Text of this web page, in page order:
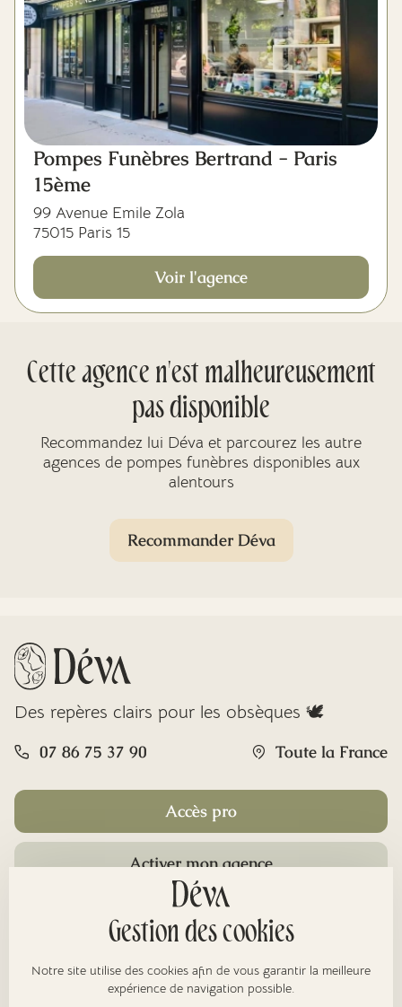
Pompes Funèbres Bertrand - Paris
15ème
99 Avenue Emile Zola
75015 Paris 15
Voir l'agence
Cette agence n'est malheureusement
pas disponible
Recommandez lui Déva et parcourez les autre
agences de pompes funèbres disponibles aux
alentours
Recommander Déva
Des repères clairs pour les obsèques 🕊️
07 86 75 37 90 Toute la France
Accès pro
Activer mon agence
Gestion des cookies
Notre site utilise des cookies afin de vous garantir la meilleure
expérience de navigation possible.